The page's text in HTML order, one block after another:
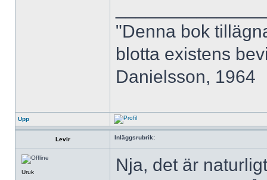
"Denna bok
blotta existens
Danielsson, 1964
Upp
Levir Inläggsrubrik:
Uruk
Nja, det är